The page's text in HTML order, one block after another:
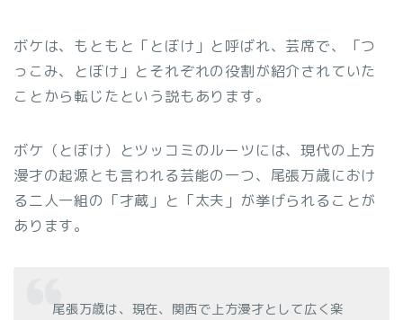
ボケは、もともと「とぼけ」と呼ばれ、芸席で、「つ
っこみ、とぼけ」とそれぞれの役割が紹介されていた
ことから転じたという説もあります。
ボケ（とぼけ）とツッコミのルーツには、現代の上方
漫才の起源とも言われる芸能の一つ、尾張万歳におけ
る二人一組の「才蔵」と「太夫」が挙げられることが
あります。
尾張万歳は、現在、関西で上方漫才として広く楽